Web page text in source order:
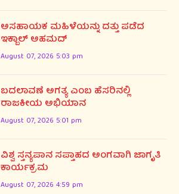
ಅಸಹಾಯಕ ಮಹಿಳೆಯನ್ನು ದತ್ತು ಪಡೆದ
ಇಕ್ಬಾಲ್ ಅಹಮದ್
August 07, 2026 5:03 pm
ಬದಲಾವಣೆ ಅಗತ್ಯ ಎಂಬ ಹೆಸರಿನಲ್ಲಿ
ರಾಜಕೀಯ ಅಭಿಯಾನ
August 07, 2026 5:01 pm
ವಿಶ್ವ ಸ್ತನ್ಯಪಾನ ಸಪ್ತಾಹದ ಅಂಗವಾಗಿ ಜಾಗೃತಿ
ಕಾರ್ಯಕ್ರಮ
August 07, 2026 4:59 pm